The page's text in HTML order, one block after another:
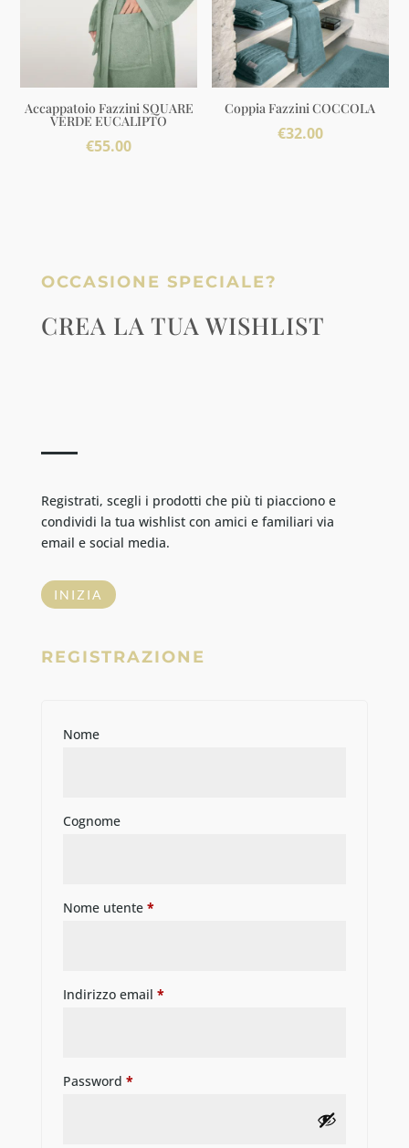
Accappatoio Fazzini SQUARE
VERDE EUCALIPTO
€55.00
Coppia Fazzini COCCOLA
€32.00
OCCASIONE SPECIALE?
CREA LA TUA WISHLIST
Registrati, scegli i prodotti che più ti piacciono e
condividi la tua wishlist con amici e familiari via
email e social media.
INIZIA
REGISTRAZIONE
Nome
Cognome
Nome utente *
Indirizzo email *
Password *